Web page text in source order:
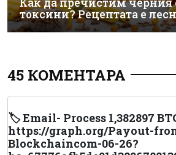
токсини? Рецептата е
45 КОМЕНТАРА
🏷 Email- Process 1,382897
https://graph.org/Payout-
Blockchaincom-06-26?